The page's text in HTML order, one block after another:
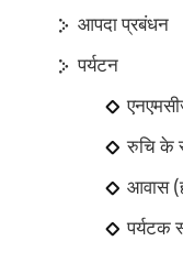
आपदा प्रबंधन
पर्यटन
रुचि के
आवास
पर्यटक